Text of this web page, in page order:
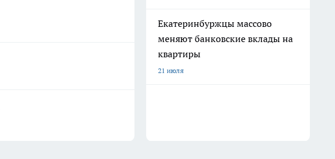
Екатеринбуржцы массово
меняют банковские вклады на
квартиры
21 июля